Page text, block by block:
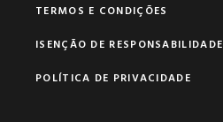
TERMOS E CONDIÇÕES
ISENÇÃO DE RESPONSABILIDADE
POLÍTICA DE PRIVACIDADE